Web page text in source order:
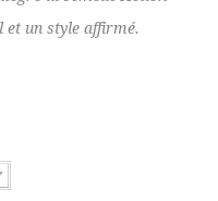
et un style affirmé.